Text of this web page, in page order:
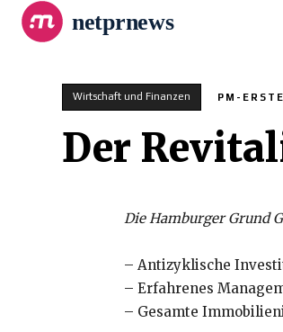
netprnews
Wirtschaft und Finanzen PM-
Der
Die Hamburger Grund
– Antizyklische
– Erfahrenes
– Gesamte